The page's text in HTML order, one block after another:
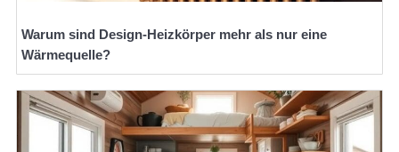
Warum sind Design-Heizkörper mehr als nur eine
Wärmequelle?